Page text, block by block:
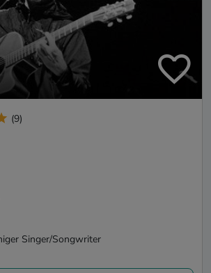
(9)
Singer/Songwriter